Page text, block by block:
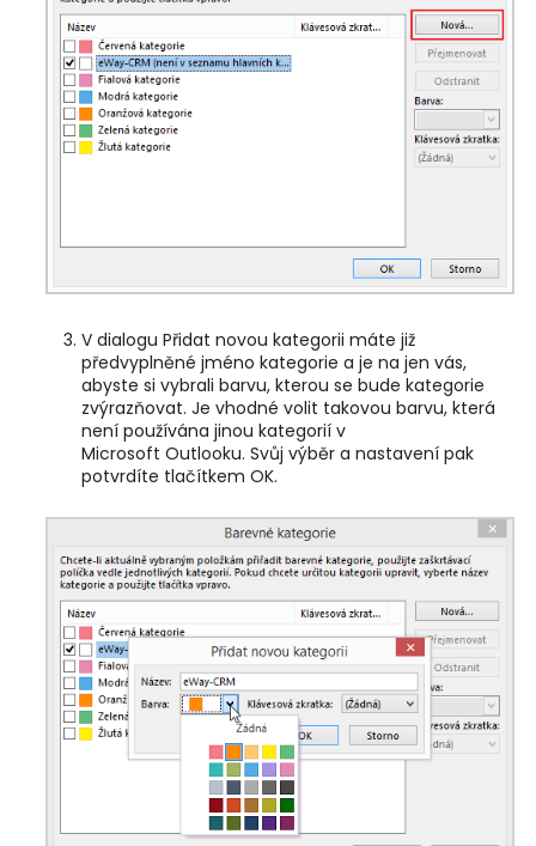
V dialogu Přidat novou kategorii máte již
předvyplněné jméno kategorie a je na jen vás,
abyste si vybrali barvu, kterou se bude kategorie
zvýrazňovat. Je vhodné volit takovou barvu, která
není používána jinou kategorií v
Microsoft Outlooku. Svůj výběr a nastavení pak
potvrdíte tlačítkem OK.